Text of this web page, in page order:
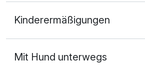
2 Erwachsene
Kinderermäßigungen
Mit Hund unterwegs